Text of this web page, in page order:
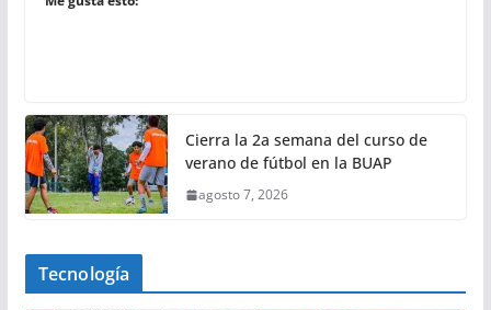
Cierra la 2a semana del curso de
verano de fútbol en la BUAP
agosto 7, 2026
Tecnología